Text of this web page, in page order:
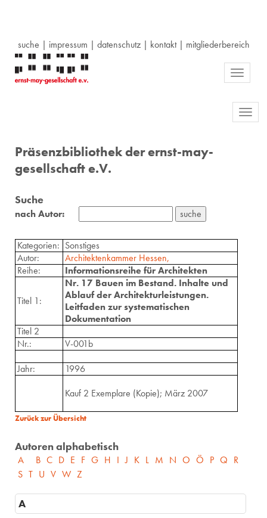
suche | impressum | datenschutz| kontakt| mitgliederbereich
Toggle
Präsenzbibliothek der ernst-may-
gesellschaft e.V.
Suche
nach Autor:
Kategorien: Sonstiges
Autor:
Architektenkammer Hessen,
Reihe:
Informationsreihe für Architekten
Titel 1:
Nr. 17 Bauen im Bestand. Inhalte und
Ablauf der Architekturleistungen.
Leitfaden zur systematischen
Dokumentation
Titel 2
Nr.:
V-001b
Jahr:
1996
Kauf 2 Exemplare (Kopie); März 2007
Zurück zur Übersicht
Autoren alphabetisch
A B C D E F G H I J K L M N O Ö P Q R
S T U V W Z
A